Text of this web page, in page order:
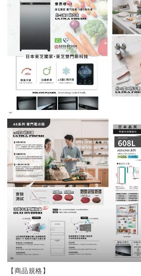
【商品規格】